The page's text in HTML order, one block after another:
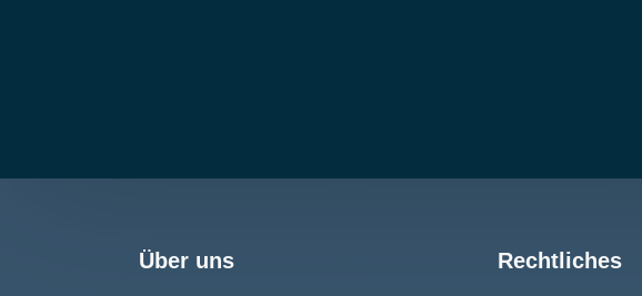
Über uns Rechtliches